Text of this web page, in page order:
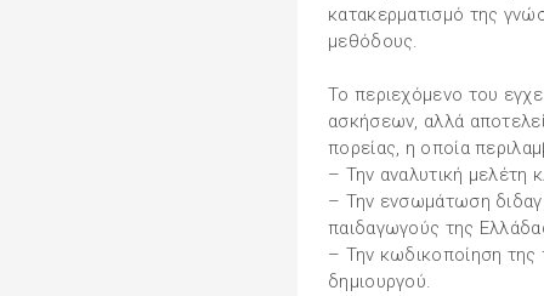
κατακερματισμό της
μεθόδους.
Το περιεχόμενο του
ασκήσεων, αλλά
πορείας, η οποία
– Την αναλυτική μελέτη
– Την ενσωμάτωση
παιδαγωγούς της
– Την κωδικοποίηση της
δημιουργού.